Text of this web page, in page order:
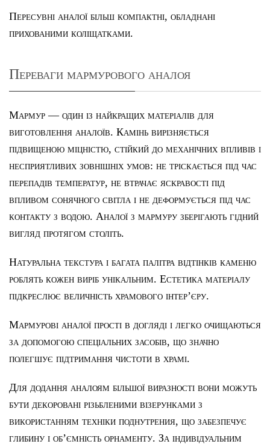
Пересувні аналої більш компактні, обладнані
прихованими коліщатками.
Переваги мармурового аналоя
Мармур — один із найкращих матеріалів для
виготовлення аналоїв. Камінь вирізняється
підвищеною міцністю, стійкий до механічних впливів і
несприятливих зовнішніх умов: не тріскається під час
перепадів температур, не втрачає яскравості під
впливом сонячного світла і не деформується під час
контакту з водою. Аналої з мармуру зберігають гідний
вигляд протягом століть.
Натуральна текстура і багата палітра відтінків каменю
роблять кожен виріб унікальним. Естетика матеріалу
підкреслює величність храмового інтер’єру.
Мармурові аналої прості в догляді і легко очищаються
за допомогою спеціальних засобів, що значно
полегшує підтримання чистоти в храмі.
Для додання аналоям більшої виразності вони можуть
бути декоровані різьбленими візерунками з
використанням техніки поднутрения, що забезпечує
глибину і об’ємність орнаменту. За індивідуальним